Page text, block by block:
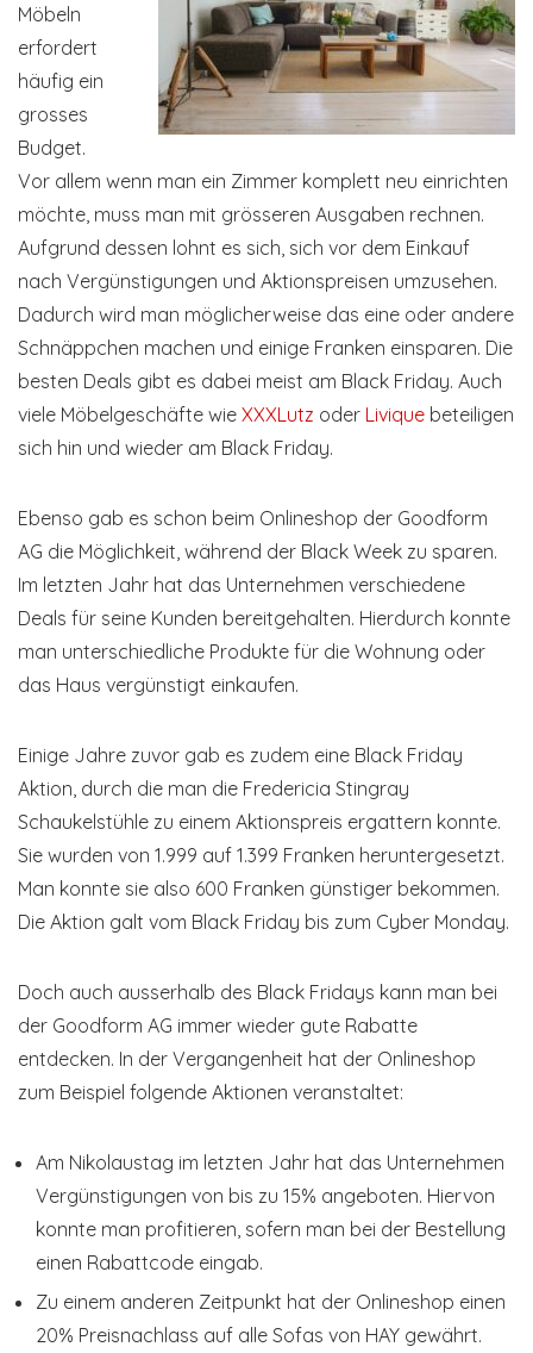
Möbeln
erfordert
häufig ein
grosses
Budget.
Vor allem wenn man ein Zimmer komplett neu einrichten
möchte, muss man mit grösseren Ausgaben rechnen.
Aufgrund dessen lohnt es sich, sich vor dem Einkauf
nach Vergünstigungen und Aktionspreisen umzusehen.
Dadurch wird man möglicherweise das eine oder andere
Schnäppchen machen und einige Franken einsparen. Die
besten Deals gibt es dabei meist am Black Friday. Auch
viele Möbelgeschäfte wie XXXLutz oder Livique beteiligen
sich hin und wieder am Black Friday.
Ebenso gab es schon beim Onlineshop der Goodform
AG die Möglichkeit, während der Black Week zu sparen.
Im letzten Jahr hat das Unternehmen verschiedene
Deals für seine Kunden bereitgehalten. Hierdurch konnte
man unterschiedliche Produkte für die Wohnung oder
das Haus vergünstigt einkaufen.
Einige Jahre zuvor gab es zudem eine Black Friday
Aktion, durch die man die Fredericia Stingray
Schaukelstühle zu einem Aktionspreis ergattern konnte.
Sie wurden von 1.999 auf 1.399 Franken heruntergesetzt.
Man konnte sie also 600 Franken günstiger bekommen.
Die Aktion galt vom Black Friday bis zum Cyber Monday.
Doch auch ausserhalb des Black Fridays kann man bei
der Goodform AG immer wieder gute Rabatte
entdecken. In der Vergangenheit hat der Onlineshop
zum Beispiel folgende Aktionen veranstaltet:
Am Nikolaustag im letzten Jahr hat das Unternehmen
Vergünstigungen von bis zu 15% angeboten. Hiervon
konnte man profitieren, sofern man bei der Bestellung
einen Rabattcode eingab.
Zu einem anderen Zeitpunkt hat der Onlineshop einen
20% Preisnachlass auf alle Sofas von HAY gewährt.